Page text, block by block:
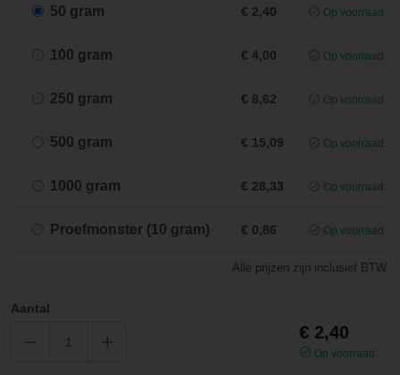
50 gram € 2,40 Op voorraad
100 gram € 4,00 Op voorraad
250 gram € 8,62 Op voorraad
500 gram € 15,09 Op voorraad
1000 gram € 28,33 Op voorraad
Proefmonster (10 gram) € 0,86 Op voorraad
Alle prijzen zijn inclusief BTW.
Aantal
€ 2,40
Op voorraad